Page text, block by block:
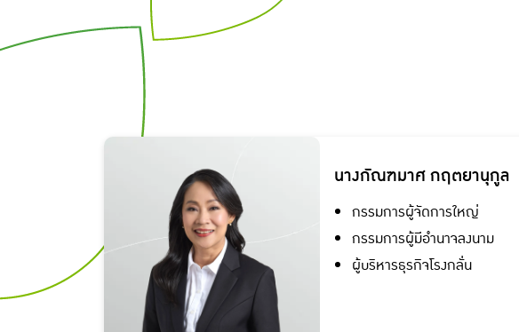
นางกัณฑมาศ กฤตยานุกูล
กรรมการผู้จัดการใหญ่
กรรมการผู้มีอำนาจลงนาม
ผู้บริหารธุรกิจโรงกลั่น